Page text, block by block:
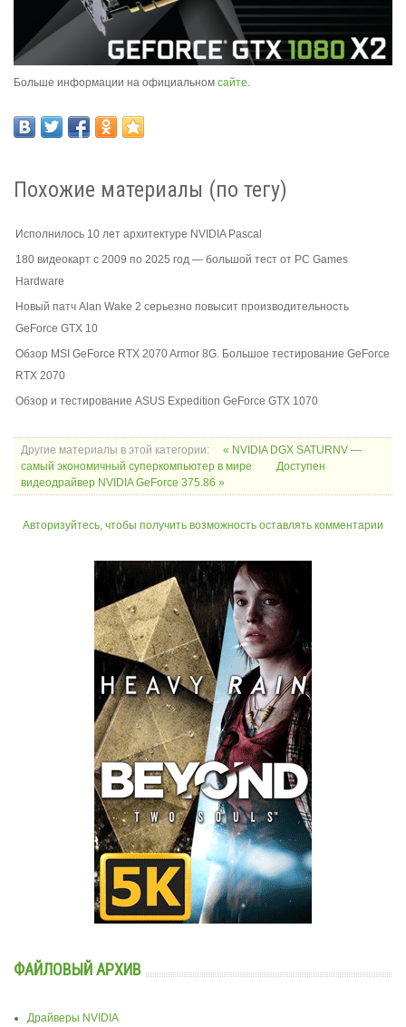
Больше информации на официальном сайте.
Похожие материалы (по тегу)
Исполнилось 10 лет архитектуре NVIDIA Pascal
180 видеокарт с 2009 по 2025 год — большой тест от PC Games
Hardware
Новый патч Alan Wake 2 серьезно повысит производительность
GeForce GTX 10
Обзор MSI GeForce RTX 2070 Armor 8G. Большое тестирование GeForce
RTX 2070
Обзор и тестирование ASUS Expedition GeForce GTX 1070
Другие материалы в этой категории:
« NVIDIA DGX SATURNV —
самый экономичный суперкомпьютер в мире
Доступен
видеодрайвер NVIDIA GeForce 375.86 »
Авторизуйтесь, чтобы получить возможность оставлять комментарии
ФАЙЛОВЫЙ АРХИВ
Драйверы NVIDIA